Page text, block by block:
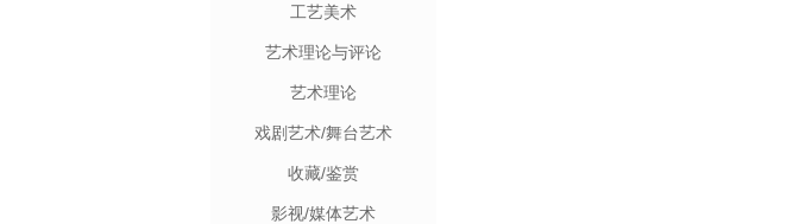
工艺美术
艺术理论与评论
艺术理论
戏剧艺术/舞台艺术
收藏/鉴赏
影视/媒体艺术